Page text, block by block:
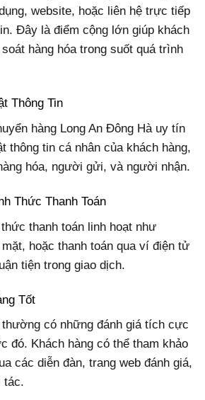
website, hoặc liên hệ trực tiếp
Đây là điểm cộng lớn giúp khách
hàng hóa trong suốt quá trình
Thông Tin
hàng Long An Đông Hà uy tín
thông tin cá nhân của khách hàng,
hóa, người gửi, và người nhận.
Thức Thanh Toán
thanh toán linh hoạt như
hoặc thanh toán qua ví điện tử
tiện trong giao dịch.
Tốt
có những đánh giá tích cực
đó. Khách hàng có thể tham khảo
các diễn đàn, trang web đánh giá,
tác.